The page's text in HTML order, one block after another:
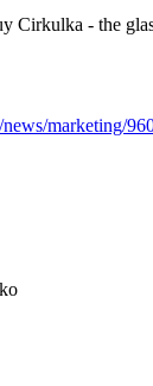
Cirkulka - the
marketing/